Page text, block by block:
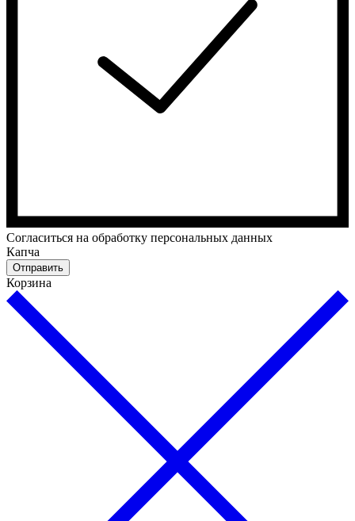
Cогласиться на обработку персональных данных
Капча
Отправить
Корзина